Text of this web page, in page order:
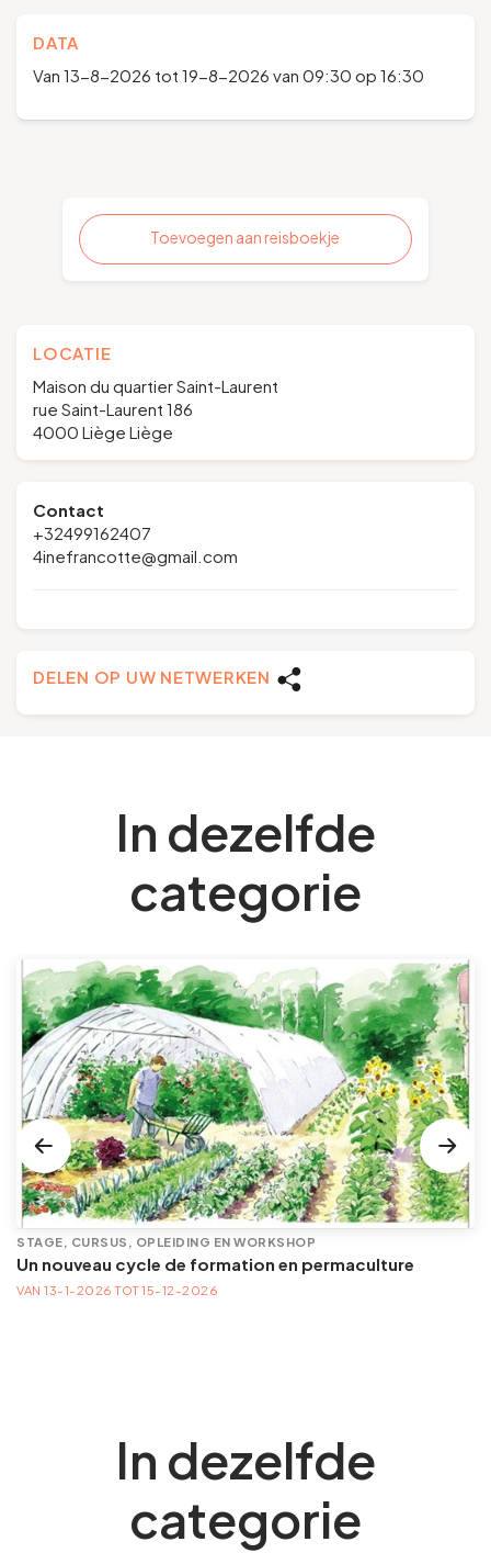
DATA
Van 13-8-2026 tot 19-8-2026 van 09:30 op 16:30
Toevoegen aan reisboekje
LOCATIE
Maison du quartier Saint-Laurent
rue Saint-Laurent 186
4000 Liège Liège
Contact
+32499162407
4inefrancotte@gmail.com
DELEN OP UW NETWERKEN
In dezelfde
categorie
STAGE, CURSUS, OPLEIDING EN WORKSHOP
Un nouveau cycle de formation en permaculture
VAN 13-1-2026 TOT 15-12-2026
In dezelfde
categorie